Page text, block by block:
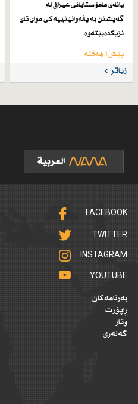
یانەی مامۆستایانی عیراق لە
گەیشتن بە پاڵەوانێتییەكی موای تای
نزیكدەبێتەوە
پێش 1 هەفتە
زیاتر
FACEBOOK
TWITTER
INSTAGRAM
YOUTUBE
بەرنامەکان
ڕاپۆرت
وتار
گەلەری